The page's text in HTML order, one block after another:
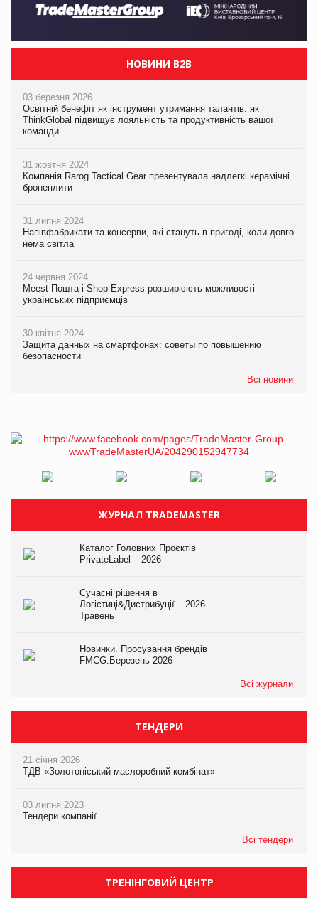
НОВИНИ B2B
03 березня 2026
Освітній бенефіт як інструмент утримання талантів: як
ThinkGlobal підвищує лояльність та продуктивність вашої
команди
31 жовтня 2024
Компанія Rarog Tactical Gear презентувала надлегкі керамічні
бронеплити
31 липня 2024
Напівфабрикати та консерви, які стануть в пригоді, коли довго
нема світла
24 червня 2024
Meest Пошта і Shop-Express розширюють можливості
українських підприємців
30 квітня 2024
Защита данных на смартфонах: советы по повышению
безопасности
Всі новини
ЖУРНАЛ TRADEMASTER
Каталог Головних Проєктів
PrivateLabel – 2026
Сучасні рішення в
Логістиці&Дистрибуції – 2026.
Травень
Новинки. Просування брендів
FMCG.Березень 2026
Всі журнали
ТЕНДЕРИ
21 січня 2026
ТДВ «Золотоніський маслоробний комбінат»
03 липня 2023
Тендери компанії
Всі тендери
ТРЕНІНГОВИЙ ЦЕНТР